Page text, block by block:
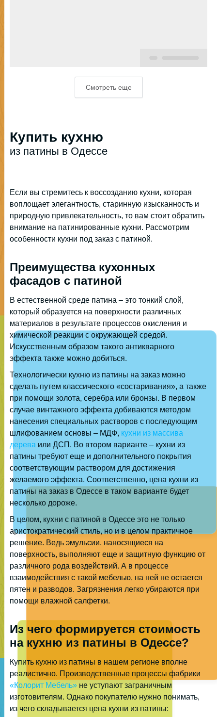
Смотреть еще
Купить кухню
из патины в Одессе
Если вы стремитесь к воссозданию кухни, которая
воплощает элегантность, старинную изысканность и
природную привлекательность, то вам стоит обратить
внимание на патинированные кухни. Рассмотрим
особенности кухни под заказ с патиной.
Преимущества кухонных
фасадов с патиной
В естественной среде патина – это тонкий слой,
который образуется на поверхности различных
материалов в результате процессов окисления и
химической реакции с окружающей средой.
Искусственным образом такого антикварного
эффекта также можно добиться.
Технологически кухню из патины на заказ можно
сделать путем классического «состаривания», а также
при помощи золота, серебра или бронзы. В первом
случае винтажного эффекта добиваются методом
нанесения специальных растворов с последующим
шлифованием основы – МДФ, кухни из массива
дерева или ДСП. Во втором варианте – кухни из
патины требуют еще и дополнительного покрытия
соответствующим раствором для достижения
желаемого эффекта. Соответственно, цена кухни из
патины на заказ в Одессе в таком варианте будет
несколько дороже.
В целом, кухни с патиной в Одессе это не только
аристократический стиль, но и в целом практичное
решение. Ведь эмульсии, наносящиеся на
поверхность, выполняют еще и защитную функцию от
различного рода воздействий. А в процессе
взаимодействия с такой мебелью, на ней не остается
пятен и разводов. Загрязнения легко убираются при
помощи влажной салфетки.
Из чего формируется стоимость
на кухню из патины в Одессе?
Купить кухню из патины в нашем регионе вполне
реалистично. Производственные процессы фабрики
«Колорит Мебель» не уступают заграничным
изготовителям. Однако покупателю нужно понимать,
из чего складывается цена кухни из патины: